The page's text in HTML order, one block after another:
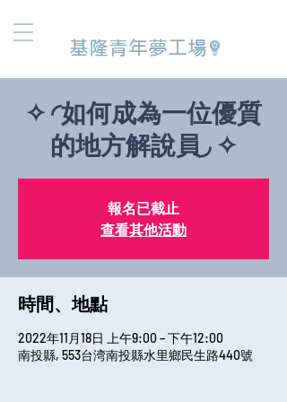
基隆青年夢工場
✧ ◜如何成為一位優質
的地方解說員◞ ✧
報名已截止
查看其他活動
時間、地點
2022年11月18日 上午9:00 – 下午12:00
南投縣, 553台湾南投縣水里鄉民生路440號